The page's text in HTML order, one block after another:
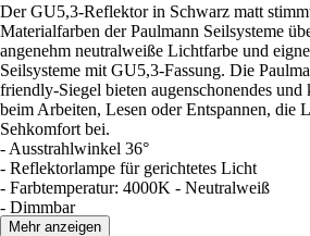
Der GU5,3-Reflektor in Schwarz matt
Materialfarben der Paulmann Seilsysteme
angenehm neutralweiße Lichtfarbe und
Seilsysteme mit GU5,3-Fassung. Die
friendly-Siegel bieten augenschonendes
beim Arbeiten, Lesen oder Entspannen, die
Sehkomfort bei.
- Ausstrahlwinkel 36°
- Reflektorlampe für gerichtetes Licht
- Farbtemperatur: 4000K - Neutralweiß
- Dimmbar
Mehr anzeigen